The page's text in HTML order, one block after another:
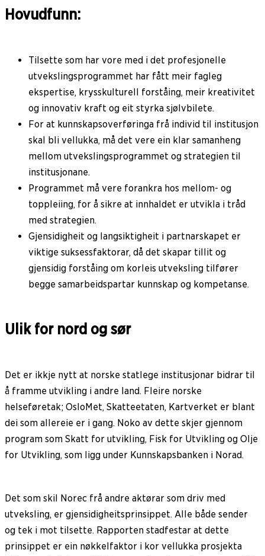
Hovudfunn:
Tilsette som har vore med i det profesjonelle
utvekslingsprogrammet har fått meir fagleg
ekspertise, krysskulturell forståing, meir kreativitet
og innovativ kraft og eit styrka sjølvbilete.
For at kunnskapsoverføringa frå individ til institusjon
skal bli vellukka, må det vere ein klar samanheng
mellom utvekslingsprogrammet og strategien til
institusjonane.
Programmet må vere forankra hos mellom- og
toppleiing, for å sikre at innhaldet er utvikla i tråd
med strategien.
Gjensidigheit og langsiktigheit i partnarskapet er
viktige suksessfaktorar, då det skapar tillit og
gjensidig forståing om korleis utveksling tilfører
begge samarbeidspartar kunnskap og kompetanse.
Ulik for nord og sør
Det er ikkje nytt at norske statlege institusjonar bidrar til
å framme utvikling i andre land. Fleire norske
helseføretak; OsloMet, Skatteetaten, Kartverket er blant
dei som allereie er i gang. Noko av dette skjer gjennom
program som Skatt for utvikling, Fisk for Utvikling og Olje
for Utvikling, som ligg under Kunnskapsbanken i Norad.
Det som skil Norec frå andre aktørar som driv med
utveksling, er gjensidigheitsprinsippet. Alle både sender
og tek i mot tilsette. Rapporten stadfestar at dette
prinsippet er ein nøkkelfaktor i kor vellukka prosjekta